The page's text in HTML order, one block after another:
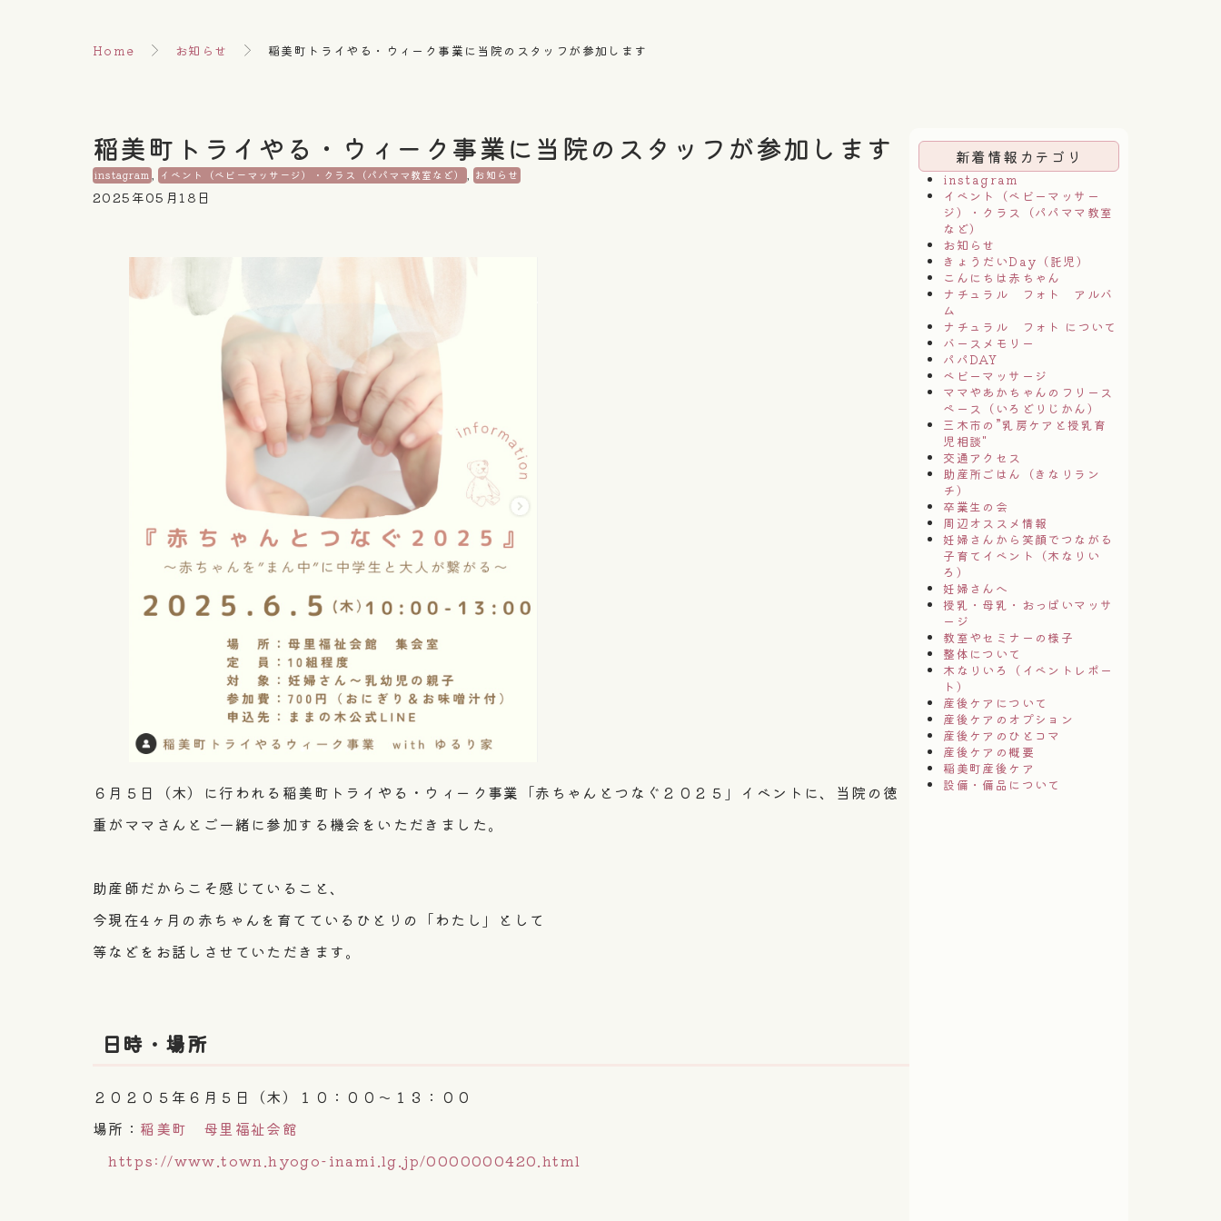
Home お知らせ 稲美町トライやる・ウィーク事業に当院のスタッフが参加します
稲美町トライやる・ウィーク事業に当院のスタッフが参加します
instagram イベント（ベビーマッサージ）・クラス（パパママ教室など） お知らせ
2025年05月18日
６月５日（木）に行われる稲美町トライやる・ウィーク事業「赤ちゃんとつなぐ２０２５」イベントに、当院の徳
重がママさんとご一緒に参加する機会をいただきました。
助産師だからこそ感じていること、
今現在4ヶ月の赤ちゃんを育てているひとりの「わたし」として
等などをお話しさせていただきます。
日時・場所
２０２０５年６月５日（木）１０：００～１３：００
場所： 稲美町 母里福祉会館
https://www.town.hyogo-inami.lg.jp/0000000420.html
新着情報カテゴリ
instagram
イベント（ベビーマッサー
ジ）・クラス（パパママ教室
など）
お知らせ
きょうだいDay（託児）
こんにちは赤ちゃん
ナチュラル フォト アルバ
ム
ナチュラル フォト について
バースメモリー
パパDAY
ベビーマッサージ
ママやあかちゃんのフリース
ペース（いろどりじかん）
三木市の”乳房ケアと授乳育
児相談"
交通アクセス
助産所ごはん（きなりラン
チ）
卒業生の会
周辺オススメ情報
妊婦さんから笑顔でつながる
子育てイベント（木なりい
ろ）
妊婦さんへ
授乳・母乳・おっぱいマッサ
ージ
教室やセミナーの様子
整体について
木なりいろ（イベントレポー
ト）
産後ケアについて
産後ケアのオプション
産後ケアのひとコマ
産後ケアの概要
稲美町産後ケア
設備・備品について